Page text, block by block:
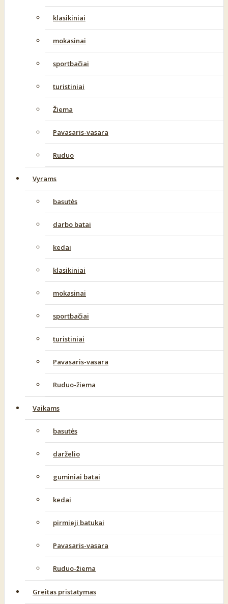
klasikiniai
mokasinai
sportbačiai
turistiniai
Žiema
Pavasaris-vasara
Ruduo
Vyrams
basutės
darbo batai
kedai
klasikiniai
mokasinai
sportbačiai
turistiniai
Pavasaris-vasara
Ruduo-žiema
Vaikams
basutės
darželio
guminiai batai
kedai
pirmieji batukai
Pavasaris-vasara
Ruduo-žiema
Greitas pristatymas